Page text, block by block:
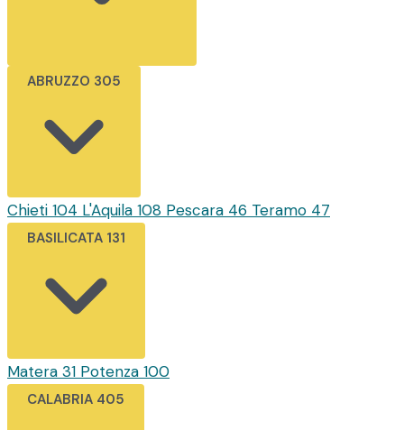
ABRUZZO 305
Chieti 104 L'Aquila 108 Pescara 46 Teramo 47
BASILICATA 131
Matera 31 Potenza 100
CALABRIA 405